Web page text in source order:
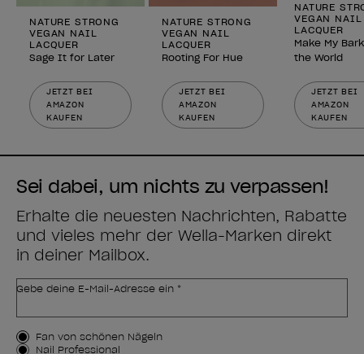
NATURE STRONG
VEGAN NAIL
LACQUER
Sage It for Later
JETZT BEI
AMAZON
KAUFEN
NATURE STRONG
VEGAN NAIL
LACQUER
Rooting For Hue
JETZT BEI
AMAZON
KAUFEN
NATURE
VEGAN NAIL
LACQUER
Make My
the World
JETZT BEI
AMAZON
KAUFEN
Sei dabei, um nichts zu verpassen!
Erhalte die neuesten Nachrichten, Rabatte
und vieles mehr der Wella-Marken direkt
in deiner Mailbox.
Gebe deine E-Mail-Adresse ein *
Kundenart
Fan von schönen Nägeln
Nail Professional